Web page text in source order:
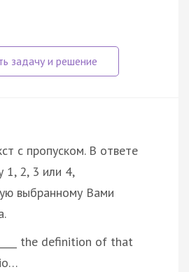
с пропуском. В ответе
1, 2, 3 или 4,
выбранному Вами
the definition of that